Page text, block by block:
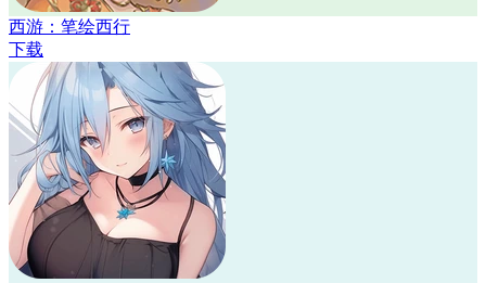
西游：笔绘西行
下载